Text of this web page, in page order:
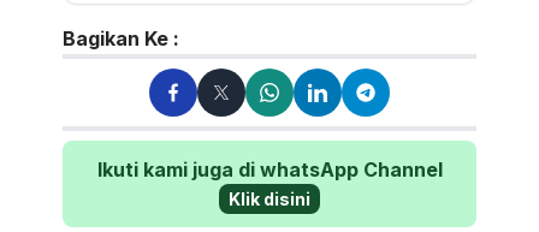
Walau sering mereview...
Bagikan Ke :
Ikuti kami juga di whatsApp Channel
Klik disini